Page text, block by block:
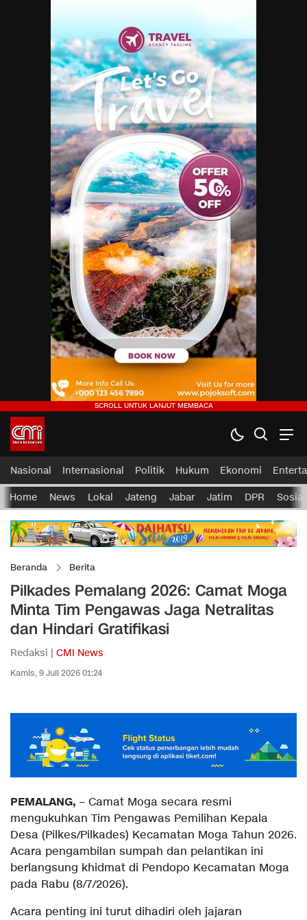
Nasional Internasional Politik Hukum Ekonomi
Home News Lokal Jateng Jabar Jatim DPR Sosial
Beranda Berita
Pilkades Pemalang 2026: Camat Moga
Minta Tim Pengawas Jaga Netralitas
dan Hindari Gratifikasi
Redaksi | CMI News
Kamis, 9 Juli 2026 01:24
PEMALANG, – Camat Moga secara resmi
mengukuhkan Tim Pengawas Pemilihan Kepala
Desa (Pilkes/Pilkades) Kecamatan Moga Tahun 2026.
Acara pengambilan sumpah dan pelantikan ini
berlangsung khidmat di Pendopo Kecamatan Moga
pada Rabu (8/7/2026).
Acara penting ini turut dihadiri oleh jajaran